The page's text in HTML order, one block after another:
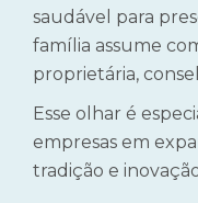
saudável para
família assume
proprietária,
Esse olhar é
empresas em
tradição e